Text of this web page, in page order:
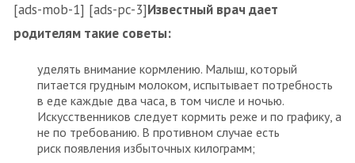
[ads-mob-1] [ads-pc-3]Известный врач дает
родителям такие советы:
уделять внимание кормлению. Малыш, который
питается грудным молоком, испытывает потребность
в еде каждые два часа, в том числе и ночью.
Искусственников следует кормить реже и по графику, а
не по требованию. В противном случае есть
риск появления избыточных килограмм;